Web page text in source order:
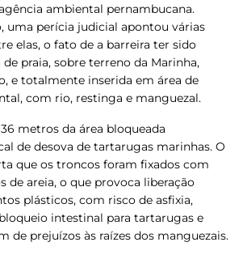
ambiental pernambucana.
uma perícia judicial apontou várias
elas, o fato de a barreira ter sido
praia, sobre terreno da Marinha,
e totalmente inserida em área de
com rio, restinga e manguezal.
metros da área bloqueada
de desova de tartarugas marinhas. O
que os troncos foram fixados com
de areia, o que provoca liberação
plásticos, com risco de asfixia,
intestinal para tartarugas e
de prejuízos às raízes dos manguezais.